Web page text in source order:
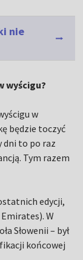
nie
wyścigu?
w
będzie toczyć
dni to po raz
Tym razem
edycji,
W
Słowenii – był
końcowej